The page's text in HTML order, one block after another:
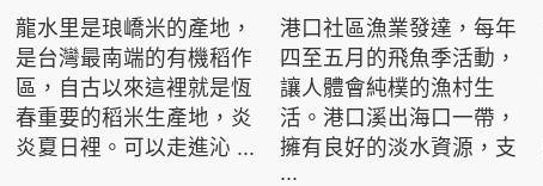
龍水里是琅嶠米的產地，
是台灣最南端的有機稻作
區，自古以來這裡就是恆
春重要的稻米生產地，炎
炎夏日裡。可以走進沁 ...
港口社區漁業發達，每年
四至五月的飛魚季活動，
讓人體會純樸的漁村生
活。港口溪出海口一帶，
擁有良好的淡水資源，支
...